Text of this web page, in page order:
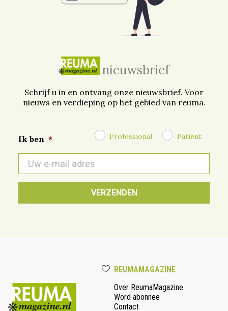
nieuwsbrief
Schrijf u in en ontvang onze nieuwsbrief. Voor
nieuws en verdieping op het gebied van reuma.
Ik ben * Professional Patiënt
mail
*
REUMAMAGAZINE
Over ReumaMagazine
Word abonnee
Contact